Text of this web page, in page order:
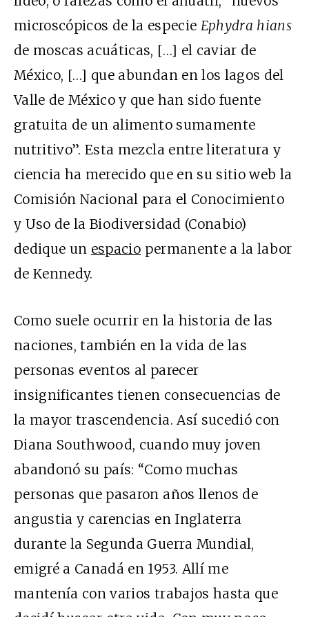
microscópicos de la especie Ephydra hians
de moscas acuáticas, […] el caviar de
México, […] que abundan en los lagos del
Valle de México y que han sido fuente
gratuita de un alimento sumamente
nutritivo”. Esta mezcla entre literatura y
ciencia ha merecido que en su sitio web la
Comisión Nacional para el Conocimiento
y Uso de la Biodiversidad (Conabio)
dedique un espacio permanente a la labor
de Kennedy.
Como suele ocurrir en la historia de las
naciones, también en la vida de las
personas eventos al parecer
insignificantes tienen consecuencias de
la mayor trascendencia. Así sucedió con
Diana Southwood, cuando muy joven
abandonó su país: “Como muchas
personas que pasaron años llenos de
angustia y carencias en Inglaterra
durante la Segunda Guerra Mundial,
emigré a Canadá en 1953. Allí me
mantenía con varios trabajos hasta que